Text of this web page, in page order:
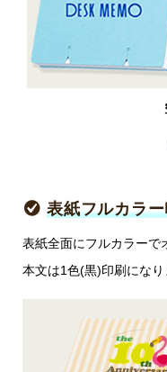
表紙フルカラ
表紙全面にフルカラーで
本文は1色(黒)印刷になり